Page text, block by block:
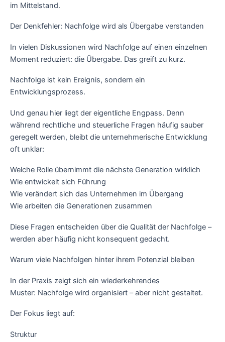
im Mittelstand.
Der Denkfehler: Nachfolge wird als Übergabe verstanden
In vielen Diskussionen wird Nachfolge auf einen einzelnen
Moment reduziert: die Übergabe. Das greift zu kurz.
Nachfolge ist kein Ereignis, sondern ein
Entwicklungsprozess.
Und genau hier liegt der eigentliche Engpass. Denn
während rechtliche und steuerliche Fragen häufig sauber
geregelt werden, bleibt die unternehmerische Entwicklung
oft unklar:
Welche Rolle übernimmt die nächste Generation wirklich
Wie entwickelt sich Führung
Wie verändert sich das Unternehmen im Übergang
Wie arbeiten die Generationen zusammen
Diese Fragen entscheiden über die Qualität der Nachfolge –
werden aber häufig nicht konsequent gedacht.
Warum viele Nachfolgen hinter ihrem Potenzial bleiben
In der Praxis zeigt sich ein wiederkehrendes
Muster: Nachfolge wird organisiert – aber nicht gestaltet.
Der Fokus liegt auf:
Struktur